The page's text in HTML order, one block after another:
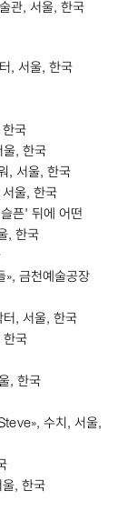
관, 서울, 한국
, 서울, 한국
한국
울, 한국
, 서울, 한국
서울, 한국
픈' 뒤에 어떤
, 한국
», 금천예술공장
터, 서울, 한국
한국
, 한국
», 수치, 서울,
울, 한국